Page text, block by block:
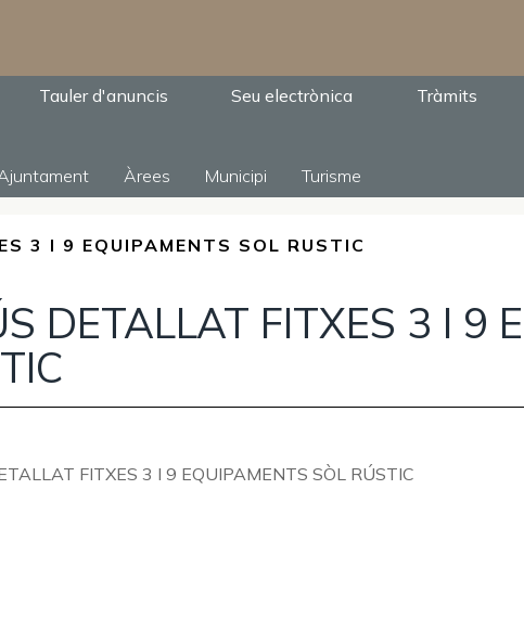
Tauler d'anuncis Seu electrònica Tràmits
Àrees Municipi Turisme
3 I 9 EQUIPAMENTS SOL RUSTIC
DETALLAT FITXES 3 I 9
FITXES 3 I 9 EQUIPAMENTS SÒL RÚSTIC